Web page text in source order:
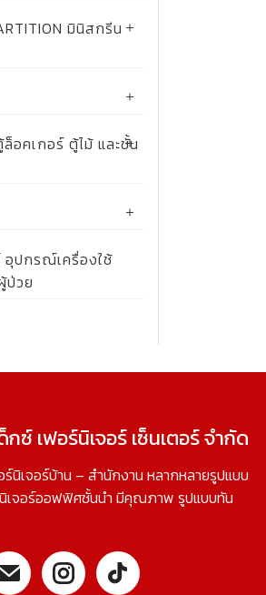
มินิสกรีน
อคเกอร์ ตู้ไม้ และชั้น
ปกรณ์เครื่องใช้
ป่วย
ซ์ เฟอร์นิเจอร์ เซ็นเตอร์ จำกัด
ร์นิเจอร์บ้าน – สำนักงาน หลากหลายรูปแบบ
เจอร์ออฟฟิศชั้นนำ มีคุณภาพ รูปแบบทัน